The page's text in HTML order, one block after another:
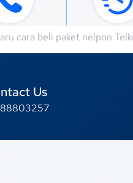
cara beli paket nelpon
Us